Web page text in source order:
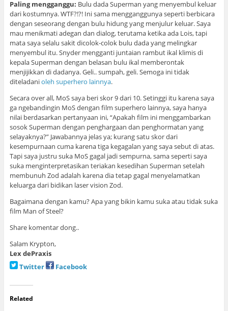
Paling mengganggu: Bulu dada Superman yang menyembul keluar
dari kostumnya. WTF?!?! Ini sama mengganggunya seperti berbicara
dengan seseorang dengan bulu hidung yang menjulur keluar. Saya
mau menikmati adegan dan dialog, terutama ketika ada Lois, tapi
mata saya selalu sakit dicolok-colok bulu dada yang melingkar
menyembul itu. Snyder mengganti juntaian rambut ikal klimis di
kepala Superman dengan belasan bulu ikal memberontak
menjijikkan di dadanya. Geli.. sumpah, geli. Semoga ini tidak
diteladanioleh superhero lainnya.
Secara over all, MoS saya beri skor 9 dari 10. Setinggi itu karena saya
ga ngebandingin MoS dengan film superhero lainnya, saya hanya
nilai berdasarkan pertanyaan ini, “Apakah film ini menggambarkan
sosok Superman dengan penghargaan dan penghormatan yang
selayaknya?” Jawabannya jelas ya; kurang satu skor dari
kesempurnaan cuma karena tiga kegagalan yang saya sebut di atas.
Tapi saya justru suka MoS gagal jadi sempurna, sama seperti saya
suka menginterpretasikan teriakan kesedihan Superman setelah
membunuh Zod adalah karena dia tetap gagal menyelamatkan
keluarga dari bidikan laser vision Zod.
Bagaimana dengan kamu? Apa yang bikin kamu suka atau tidak suka
film Man of Steel?
Share komentar dong..
Salam Krypton,
Lex dePraxis
Twitter
Facebook
Related